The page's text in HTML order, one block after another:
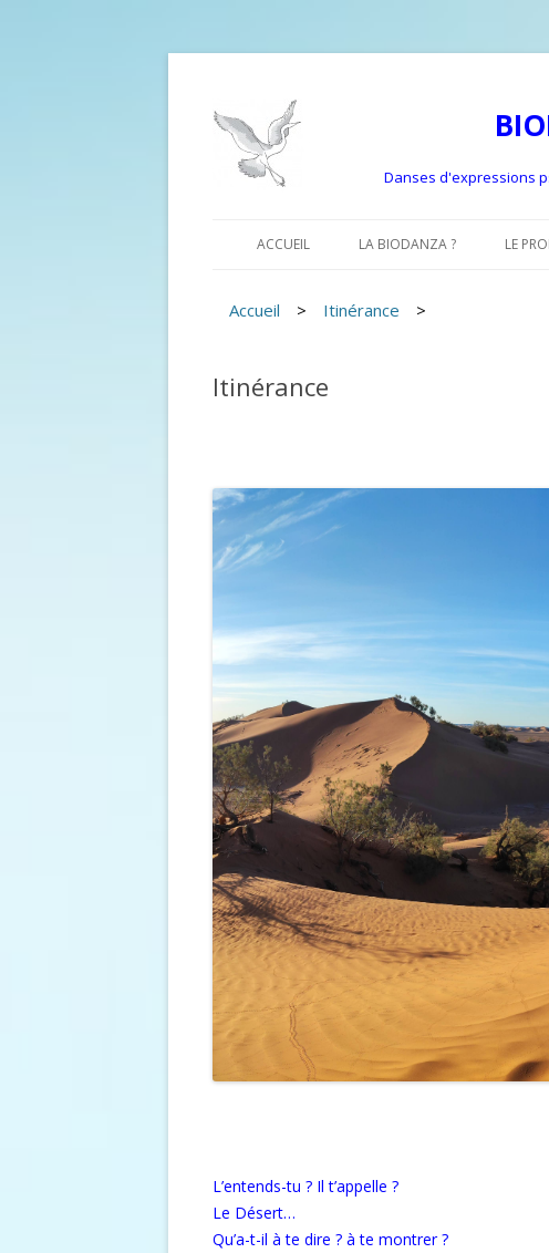
Danses d'expressions
ACCUEIL LA BIODANZA ? LE
Accueil > Itinérance >
Itinérance
L’entends-tu ? Il t’appelle ?
Le Désert…
Qu’a-t-il à te dire ? à te montrer ?